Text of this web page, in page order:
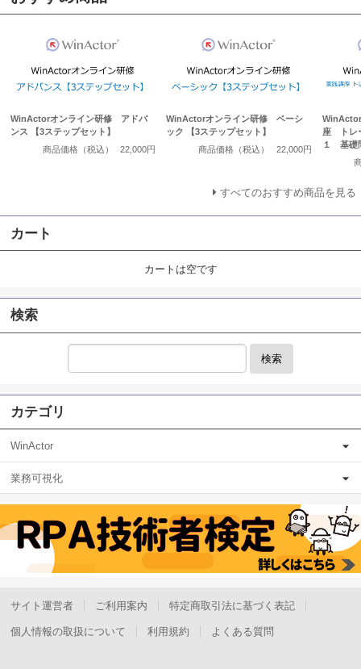
WinActorオンライン研修 アドバ
ンス 【3ステップセット】
商品価格（税込）
22,000円
WinActorオンライン研修 ベーシ
ック 【3ステップセット】
商品価格（税込）
22,000円
座 トレ
１ 基礎
すべてのおすすめ商品を見る
カート
カートは空です
検索
検索
カテゴリ
WinActor
業務可視化
サイト運営者 ご利用案内 特定商取引法に基づく表記
個人情報の取扱について 利用規約 よくある質問